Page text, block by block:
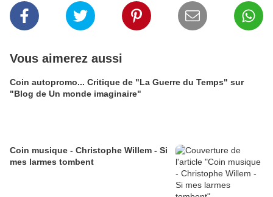
Vous aimerez aussi
Coin autopromo... Critique de "La Guerre du Temps" sur
"Blog de Un monde imaginaire"
Coin musique - Christophe Willem - Si
mes larmes tombent